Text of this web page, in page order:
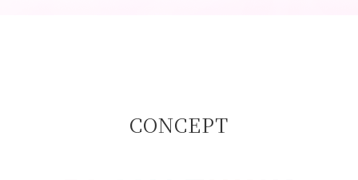
CONCEPT